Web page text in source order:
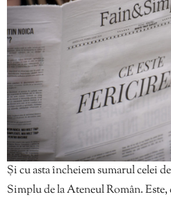
Și cu asta încheiem sumarul celei
Simplu de la Ateneul Român. Este,